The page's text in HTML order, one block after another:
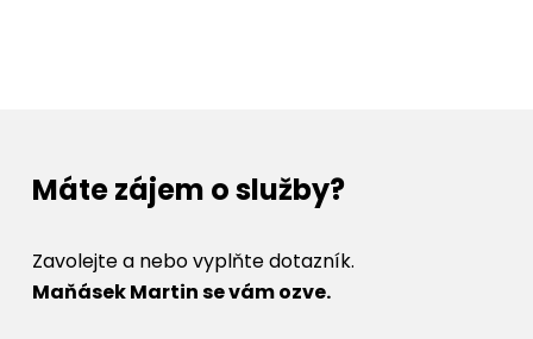
Máte zájem o služby?
Zavolejte a nebo vyplňte dotazník.
Maňásek Martin se vám ozve.